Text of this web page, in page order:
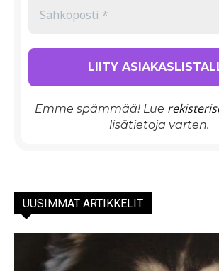
Emme spämmää! Lue
lisätietoja varten.
UUSIMMAT ARTIKKELIT